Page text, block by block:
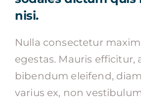
nisi.
Nulla consectetur
egestas. Mauris efficitur,
bibendum eleifend,
varius ex, non